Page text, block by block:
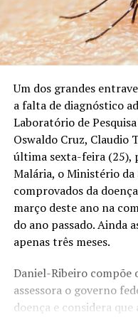
Um dos grandes
a falta de diagnóstico
Laboratório de
Oswaldo Cruz, Claudio
última sexta-feira (25),
Malária, o Ministério da
comprovados da
março deste ano na
do ano passado. Ainda
apenas três meses.
Daniel-Ribeiro compõe
assessora o governo
doença e considera que